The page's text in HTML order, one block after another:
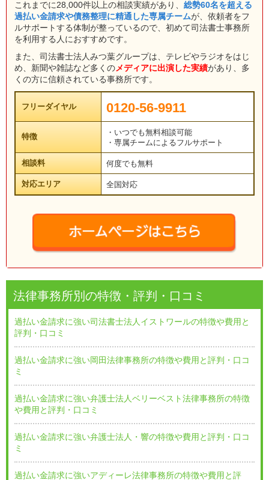
これまでに28,000件以上の相談実績があり、 総勢60名を超える
過払い金請求や債務整理に精通した専属チームが、依頼者をフ
ルサポートする体制が整っているので、初めて司法書士事務所
を利用する人におすすめです。
また、司法書士法人みつ葉グループは、テレビやラジオをはじ
め、新聞や雑誌など多くのメディアに出演した実績があり、多
くの方に信頼されている事務所です。
フリーダイヤル 0120-56-9911
特徴
・いつでも無料相談可能
・専属チームによるフルサポート
相談料 何度でも無料
対応エリア 全国対応
法律事務所別の特徴・評判・口コミ
過払い金請求に強い司法書士法人イストワールの特徴や費用と
評判・口コミ
過払い金請求に強い岡田法律事務所の特徴や費用と評判・口コ
ミ
過払い金請求に強い弁護士法人ベリーベスト法律事務所の特徴
や費用と評判・口コミ
過払い金請求に強い弁護士法人・響の特徴や費用と評判・口コ
ミ
過払い金請求に強いアディーレ法律事務所の特徴や費用と評